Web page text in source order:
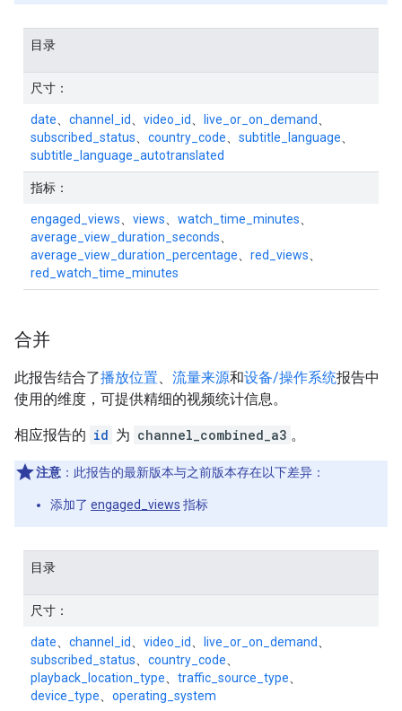
目录
尺寸：
date channel_id video_id live_or_on_demand
subscribed_status
country_code subtitle_language
subtitle_language_autotranslated
指标：
engaged_views views watch_time_minutes
average_view_duration_seconds
average_view_duration_percentage
red_views
red_watch_time_minutes
合并
此报告结合了播放位置、 流量来源和设备/操作系统报告中
使用的维度，可提供精细的视频统计信息。
相应报告的 id 为 channel_combined_a3 。
注意 ：此报告的最新版本与之前版本存在以下差异：
添加了 engaged_views 指标
目录
尺寸：
date channel_id video_id live_or_on_demand
subscribed_status
country_code
playback_location_type
traffic_source_type
device_type
operating_system